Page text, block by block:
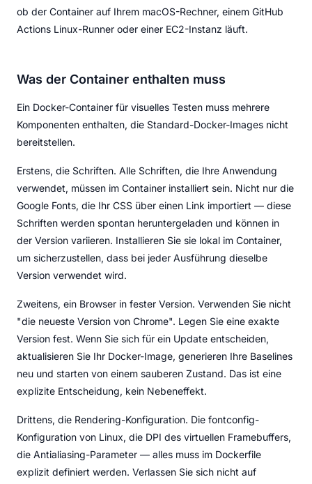
ob der Container auf Ihrem macOS-Rechner, einem GitHub
Actions Linux-Runner oder einer EC2-Instanz läuft.
Was der Container enthalten muss
Ein Docker-Container für visuelles Testen muss mehrere
Komponenten enthalten, die Standard-Docker-Images nicht
bereitstellen.
Erstens, die Schriften. Alle Schriften, die Ihre Anwendung
verwendet, müssen im Container installiert sein. Nicht nur die
Google Fonts, die Ihr CSS über einen Link importiert — diese
Schriften werden spontan heruntergeladen und können in
der Version variieren. Installieren Sie sie lokal im Container,
um sicherzustellen, dass bei jeder Ausführung dieselbe
Version verwendet wird.
Zweitens, ein Browser in fester Version. Verwenden Sie nicht
"die neueste Version von Chrome". Legen Sie eine exakte
Version fest. Wenn Sie sich für ein Update entscheiden,
aktualisieren Sie Ihr Docker-Image, generieren Ihre Baselines
neu und starten von einem sauberen Zustand. Das ist eine
explizite Entscheidung, kein Nebeneffekt.
Drittens, die Rendering-Konfiguration. Die fontconfig-
Konfiguration von Linux, die DPI des virtuellen Framebuffers,
die Antialiasing-Parameter — alles muss im Dockerfile
explizit definiert werden. Verlassen Sie sich nicht auf